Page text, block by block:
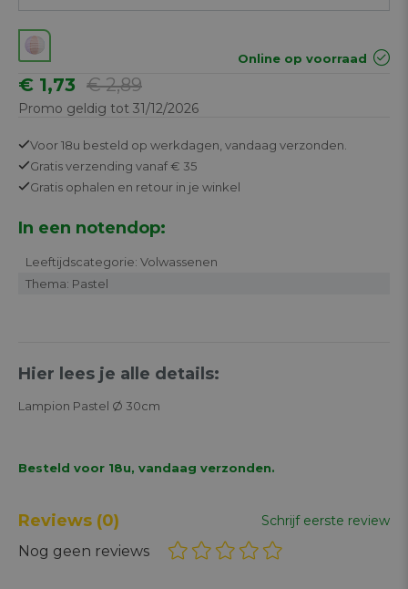
Online op voorraad
€ 2,89
€ 1,73
Promo geldig tot 31/12/2026
Voor 18u besteld op werkdagen, vandaag verzonden.
Gratisverzending vanaf € 35
Gratis ophalen en retour in je winkel
In een notendop:
Leeftijdscategorie: Volwassenen
Thema: Pastel
Hier lees je alle details:
Lampion Pastel Ø 30cm
Besteld voor 18u, vandaag verzonden.
Reviews (0) Schrijf eerste review
Nog geen reviews